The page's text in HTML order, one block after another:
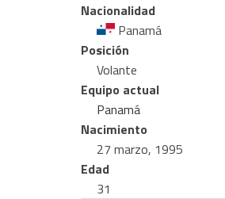
Nacionalidad
Panamá
Posición
Volante
Equipo actual
Panamá
Nacimiento
27 marzo, 1995
Edad
31